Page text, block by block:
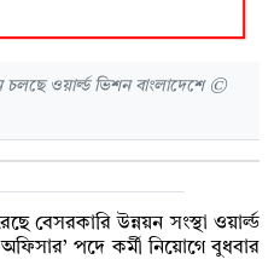
ওয়ার্ল্ড ভিশন বাংলাদেশে ©
বেসরকারি উন্নয়ন সংস্থা ওয়ার্ল্ড
অফিসার’ পদে কর্মী নিয়োগে বুধবার